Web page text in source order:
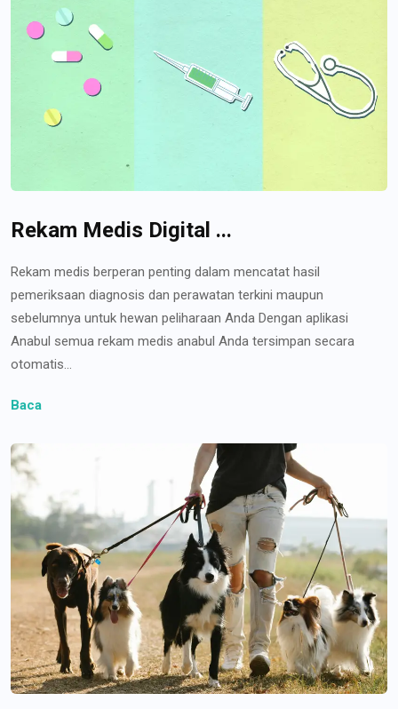
Rekam Medis Digital ...
Rekam medis berperan penting dalam mencatat hasil
pemeriksaan diagnosis dan perawatan terkini maupun
sebelumnya untuk hewan peliharaan Anda Dengan aplikasi
Anabul semua rekam medis anabul Anda tersimpan secara
otomatis...
Baca